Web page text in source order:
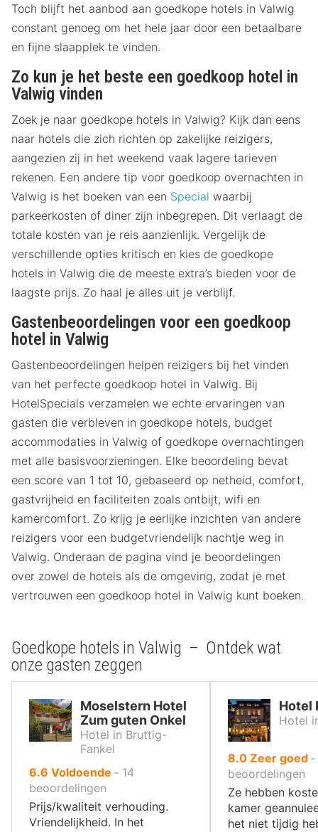
Toch blijft het aanbod aan goedkope hotels in Valwig
constant genoeg om het hele jaar door een betaalbare
en fijne slaapplek te vinden.
Zo kun je het beste een goedkoop hotel in
Valwig vinden
Zoek je naar goedkope hotels in Valwig? Kijk dan eens
naar hotels die zich richten op zakelijke reizigers,
aangezien zij in het weekend vaak lagere tarieven
rekenen. Een andere tip voor goedkoop overnachten in
Valwig is het boeken van een Special waarbij
parkeerkosten of diner zijn inbegrepen. Dit verlaagt de
totale kosten van je reis aanzienlijk. Vergelijk de
verschillende opties kritisch en kies de goedkope
hotels in Valwig die de meeste extra’s bieden voor de
laagste prijs. Zo haal je alles uit je verblijf.
Gastenbeoordelingen voor een goedkoop
hotel in Valwig
Gastenbeoordelingen helpen reizigers bij het vinden
van het perfecte goedkoop hotel in Valwig. Bij
HotelSpecials verzamelen we echte ervaringen van
gasten die verbleven in goedkope hotels, budget
accommodaties in Valwig of goedkope overnachtingen
met alle basisvoorzieningen. Elke beoordeling bevat
een score van 1 tot 10, gebaseerd op netheid, comfort,
gastvrijheid en faciliteiten zoals ontbijt, wifi en
kamercomfort. Zo krijg je eerlijke inzichten van andere
reizigers voor een budgetvriendelijk nachtje weg in
Valwig. Onderaan de pagina vind je beoordelingen
over zowel de hotels als de omgeving, zodat je met
vertrouwen een goedkoop hotel in Valwig kunt boeken.
Goedkope hotels in Valwig – Ontdek wat
onze gasten zeggen
Moselstern Hotel
Zum guten Onkel
Hotel in Bruttig-
Fankel
6.6 uit
10
,
Voldoende ‐ 14
beoordelingen
Prijs/kwaliteit verhouding.
Vriendelijkheid. In het
Hotel
Hotel
8.0uit
10
,
Zeer goed ‐
beoordelingen
Ze hebben
kamer
het niet tijdig